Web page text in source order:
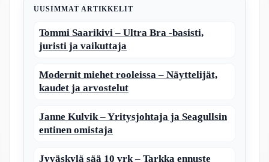
UUSIMMAT ARTIKKELIT
Tommi Saarikivi – Ultra Bra -basisti,
juristi ja vaikuttaja
Modernit miehet rooleissa – Näyttelijät,
kaudet ja arvostelut
Janne Kulvik – Yritysjohtaja ja Seagullsin
entinen omistaja
Jyväskylä sää 10 vrk – Tarkka ennuste